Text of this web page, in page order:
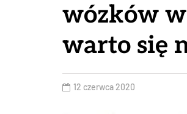
wózków
warto się
12 czerwca 2020